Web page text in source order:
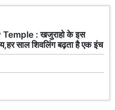
: खजुराहो के इस
साल शिवलिंग बढ़ता है एक इंच